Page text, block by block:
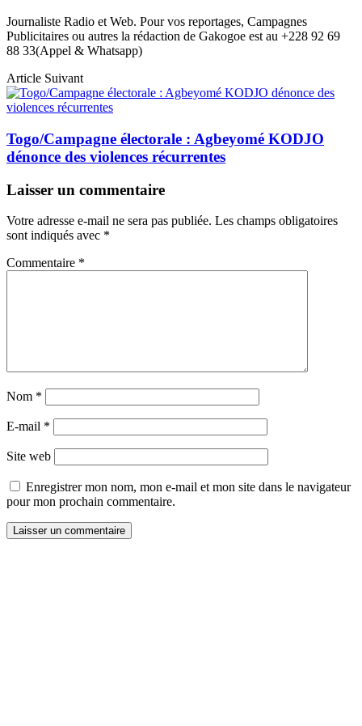
Journaliste Radio et Web. Pour vos reportages, Campagnes
Publicitaires ou autres la rédaction de Gakogoe est au +228 92 69
88 33(Appel & Whatsapp)
Article Suivant
Togo/Campagne électorale : Agbeyomé KODJO
dénonce des violences récurrentes
Laisser un commentaire
Votre adresse e-mail ne sera pas publiée. Les champs obligatoires
sont indiqués avec *
Commentaire *
Nom *
E-mail *
Site web
Enregistrer mon nom, mon e-mail et mon site dans le navigateur
pour mon prochain commentaire.